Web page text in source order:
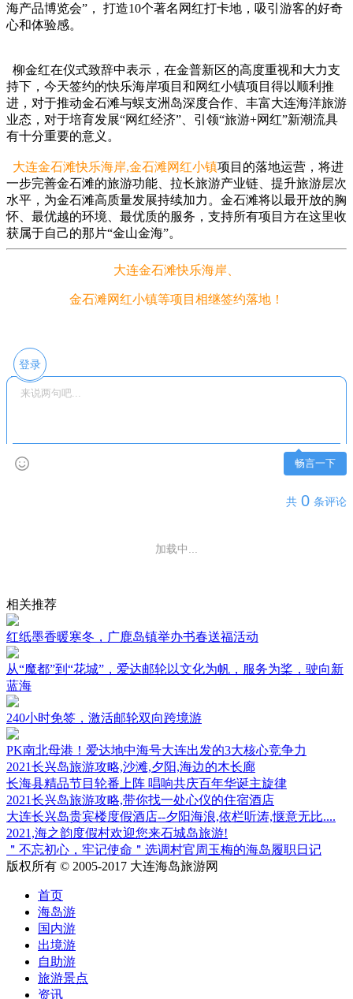
海产品博览会”， 打造10个著名网红打卡地，吸引游客的好奇
心和体验感。
柳金红在仪式致辞中表示，在金普新区的高度重视和大力支
持下，今天签约的快乐海岸项目和网红小镇项目得以顺利推
进，对于推动金石滩与蜈支洲岛深度合作、丰富大连海洋旅游
业态，对于培育发展“网红经济”、引领“旅游+网红”新潮流具
有十分重要的意义。
大连金石滩快乐海岸,金石滩网红小镇项目的落地运营，将进
一步完善金石滩的旅游功能、拉长旅游产业链、提升旅游层次
水平，为金石滩高质量发展持续加力。金石滩将以最开放的胸
怀、最优越的环境、最优质的服务，支持所有项目方在这里收
获属于自己的那片“金山金海”。
大连金石滩快乐海岸、
金石滩网红小镇等项目相继签约落地！
登录
畅言一下
共 0 条评论
加载中...
相关推荐
红纸墨香暖寒冬，广鹿岛镇举办书春送福活动
从“魔都”到“花城”，爱达邮轮以文化为帆，服务为桨，驶向新
蓝海
240小时免签，激活邮轮双向跨境游
PK南北母港！爱达地中海号大连出发的3大核心竞争力
2021长兴岛旅游攻略,沙滩,夕阳,海边的木长廊
长海县精品节目轮番上阵 唱响共庆百年华诞主旋律
2021长兴岛旅游攻略,带你找一处心仪的住宿酒店
大连长兴岛贵宾楼度假酒店--夕阳海浪,依栏听涛,惬意无比....
2021,海之韵度假村欢迎您来石城岛旅游!
＂不忘初心，牢记使命＂选调村官周玉梅的海岛履职日记
版权所有 © 2005-2017 大连海岛旅游网
首页
海岛游
国内游
出境游
自助游
旅游景点
资讯